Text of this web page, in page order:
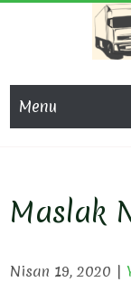
Menu
Maslak
Nisan 19, 2020 |